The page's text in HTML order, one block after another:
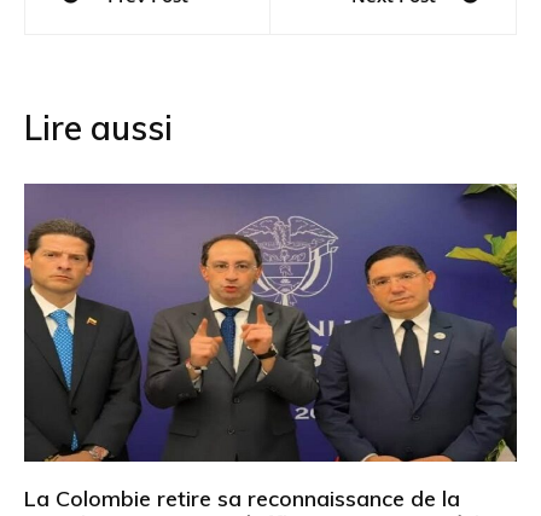
Lire aussi
La Colombie retire sa reconnaissance de la